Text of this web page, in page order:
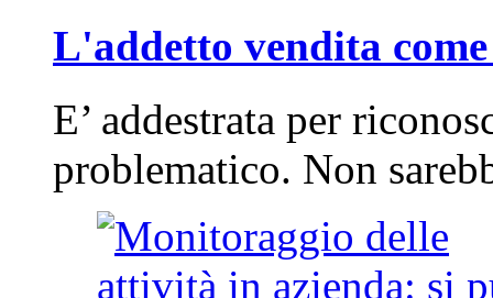
L'addetto vendita
E’ addestrata per
problematico. Non